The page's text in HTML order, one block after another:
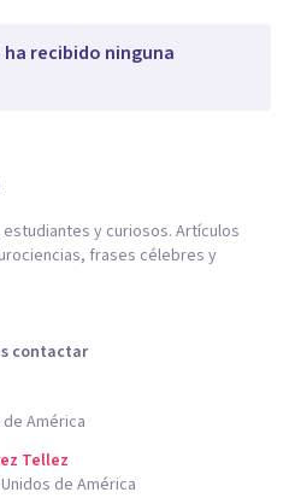
recibido ninguna
y curiosos. Artículos
frases célebres y
contactar
América
Tellez
de América